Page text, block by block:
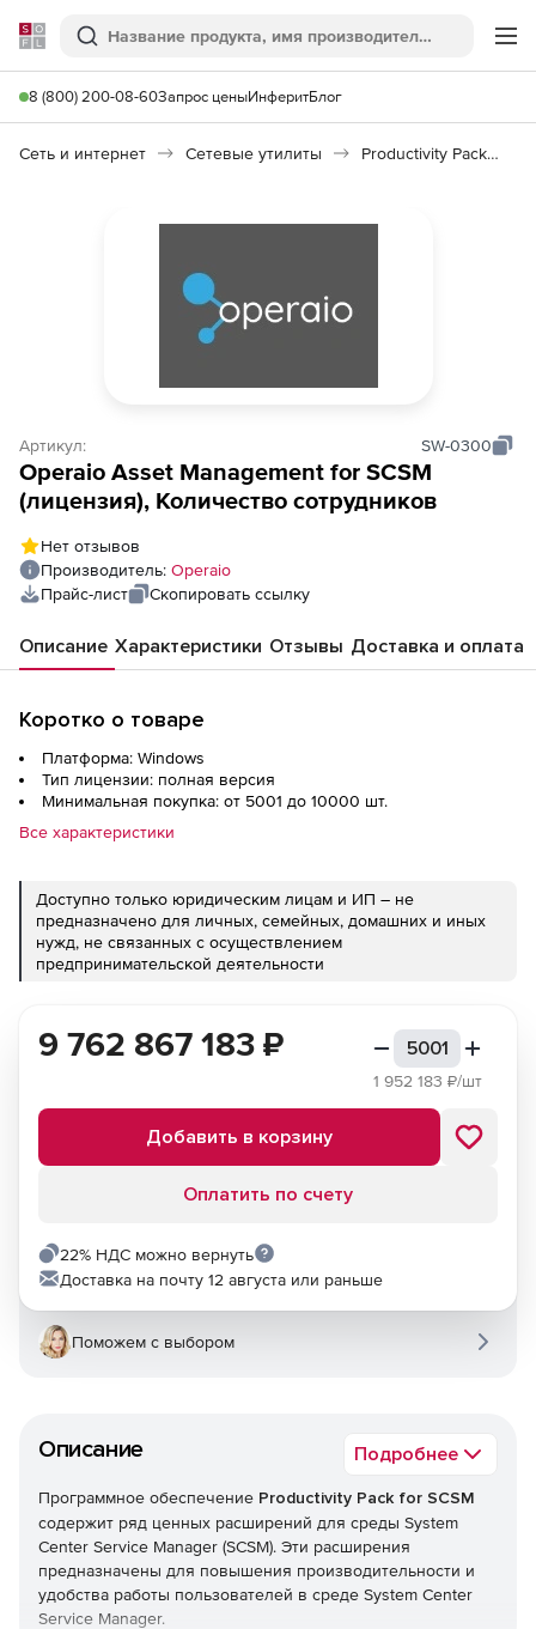
Softline
Поиск
8 (800) 200-08-60Запрос ценыИнферитБлог
Сеть и интернет Сетевые утилиты Productivity Pack for SCSM
Артикул: SW-0300
Operaio Asset Management for SCSM
(лицензия), Количество сотрудников
Нет отзывов
Производитель: Operaio
Прайс-лист
Скопировать ссылку
Описание Характеристики Отзывы Доставка и оплата
Коротко о товаре
Платформа: Windows
Тип лицензии: полная версия
Минимальная покупка: от 5001 до 10000 шт.
Все характеристики
Доступно только юридическим лицам и ИП – не
предназначено для личных, семейных, домашних и иных
нужд, не связанных с осуществлением
предпринимательской деятельности
Описание Подробнее
Программное обеспечение Productivity Pack for SCSM
содержит ряд ценных расширений для среды System
Center Service Manager (SCSM). Эти расширения
предназначены для повышения производительности и
удобства работы пользователей в среде System Center
Service Manager.
9 762 867 183 ₽
1 952 183 ₽/шт
Добавить в корзину
Оплатить по счету
22% НДС можно вернуть
Доставка на почту 12 августа или раньше
Поможем с выбором